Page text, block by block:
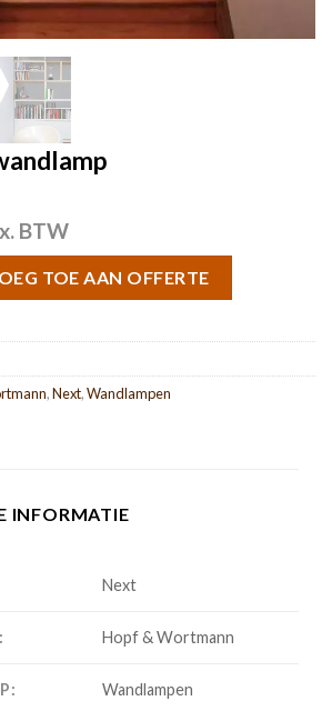
BTW
TOE AAN OFFERTE
,Next,Wandlampen
INFORMATIE
Next
Hopf & Wortmann
Wandlampen